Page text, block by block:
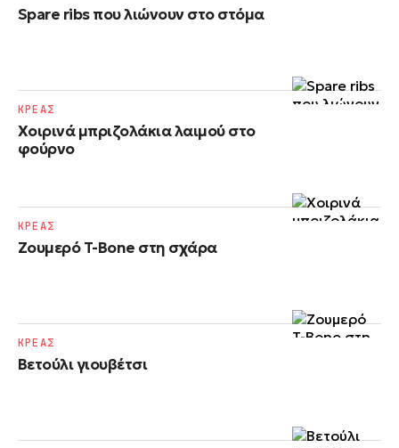
Spare ribs που λιώνουν στο στόμα
Χοιρινά μπριζολάκια λαιμού στο
φούρνο
ΚΡΕΑΣ
Ζουμερό T-Bone στη σχάρα
ΚΡΕΑΣ
Βετούλι γιουβέτσι
ΚΡΕΑΣ